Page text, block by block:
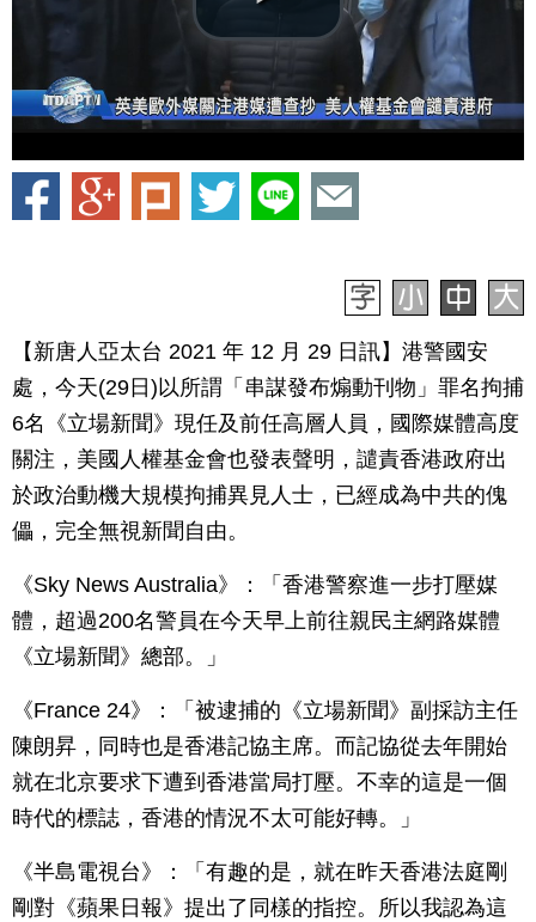
【新唐人亞太台 2021 年 12 月 29 日訊】港警國安
處，今天(29日)以所謂「串謀發布煽動刊物」罪名拘捕
6名《立場新聞》現任及前任高層人員，國際媒體高度
關注，美國人權基金會也發表聲明，譴責香港政府出
於政治動機大規模拘捕異見人士，已經成為中共的傀
儡，完全無視新聞自由。
《Sky News Australia》：「香港警察進一步打壓媒
體，超過200名警員在今天早上前往親民主網路媒體
《立場新聞》總部。」
《France 24》：「被逮捕的《立場新聞》副採訪主任
陳朗昇，同時也是香港記協主席。而記協從去年開始
就在北京要求下遭到香港當局打壓。不幸的這是一個
時代的標誌，香港的情況不太可能好轉。」
《半島電視台》：「有趣的是，就在昨天香港法庭剛
剛對《蘋果日報》提出了同樣的指控。所以我認為這